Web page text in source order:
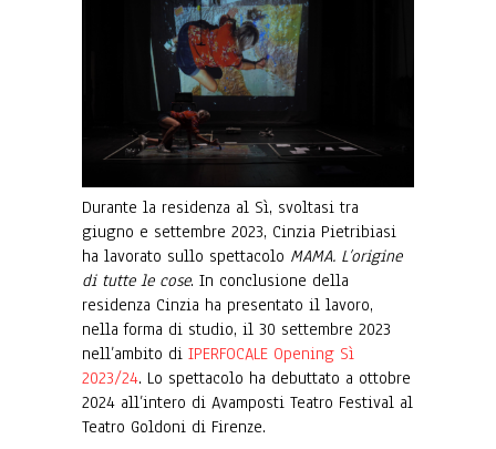
Durante la residenza al Sì, svoltasi tra
giugno e settembre 2023, Cinzia Pietribiasi
ha lavorato sullo spettacolo MAMA. L’origine
di tutte le cose. In conclusione della
residenza Cinzia ha presentato il lavoro,
nella forma di studio, il 30 settembre 2023
nell’ambito di IPERFOCALE Opening Sì
2023/24. Lo spettacolo ha debuttato a ottobre
2024 all’intero di Avamposti Teatro Festival al
Teatro Goldoni di Firenze.